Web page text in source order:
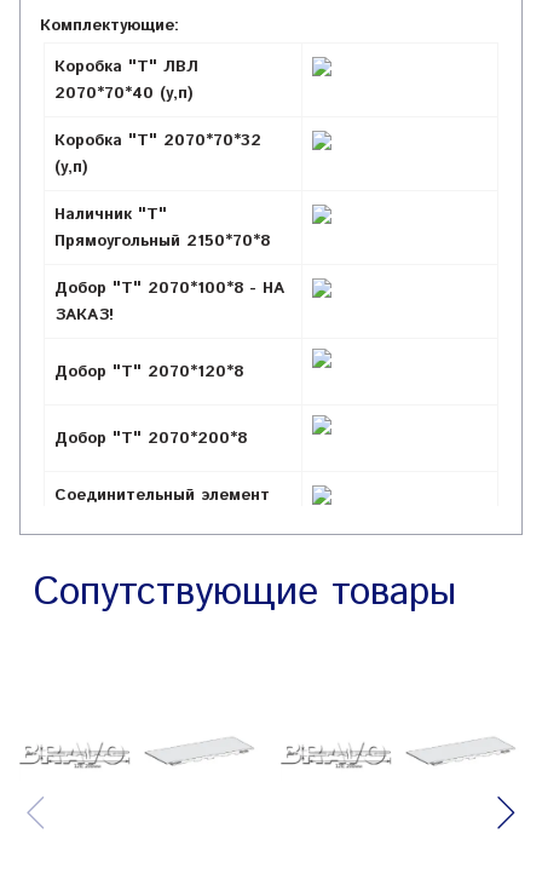
Комплектующие:
Коробка "Т" ЛВЛ
2070*70*40 (у,п)
Коробка "Т" 2070*70*32
(у,п)
Наличник "Т"
Прямоугольный 2150*70*8
Добор "Т" 2070*100*8 - НА
ЗАКАЗ!
Добор "Т" 2070*120*8
Добор "Т" 2070*200*8
Соединительный элемент
2050*55*3
Сопутствующие товары